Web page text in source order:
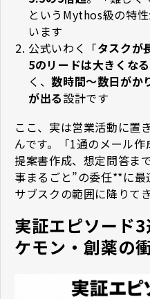
というMythos級の特
います
公式いわく「タスクが
5のリードは大きくなる
く、数時間〜数日がか
が出る設計です
ここ、実は営業活動に置
んです。「1通のメール
提案書作成、想定問答
事まるごと”の委任**に
サブスクの範囲に降りて
実証エピソード3
ケモン・創薬の